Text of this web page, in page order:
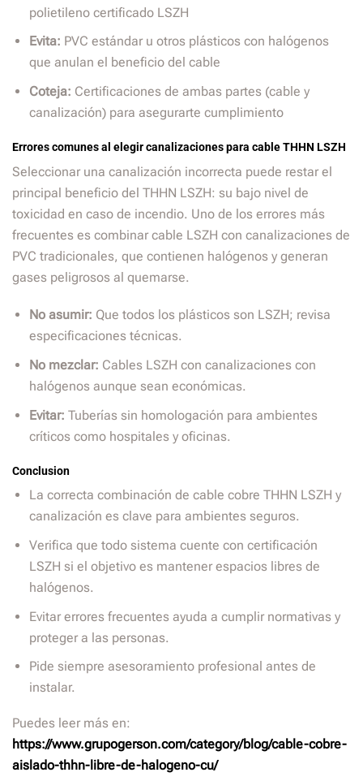
polietileno certificado LSZH
Evita: PVC estándar u otros plásticos con halógenos
que anulan el beneficio del cable
Coteja: Certificaciones de ambas partes (cable y
canalización) para asegurarte cumplimiento
Errores comunes al elegir canalizaciones para cable THHN LSZH
Seleccionar una canalización incorrecta puede restar el
principal beneficio del THHN LSZH: su bajo nivel de
toxicidad en caso de incendio. Uno de los errores más
frecuentes es combinar cable LSZH con canalizaciones de
PVC tradicionales, que contienen halógenos y generan
gases peligrosos al quemarse.
No asumir: Que todos los plásticos son LSZH; revisa
especificaciones técnicas.
No mezclar: Cables LSZH con canalizaciones con
halógenos aunque sean económicas.
Evitar: Tuberías sin homologación para ambientes
críticos como hospitales y oficinas.
Conclusion
La correcta combinación de cable cobre THHN LSZH y
canalización es clave para ambientes seguros.
Verifica que todo sistema cuente con certificación
LSZH si el objetivo es mantener espacios libres de
halógenos.
Evitar errores frecuentes ayuda a cumplir normativas y
proteger a las personas.
Pide siempre asesoramiento profesional antes de
instalar.
Puedes leer más en:
https://www.grupogerson.com/category/blog/cable-cobre-
aislado-thhn-libre-de-halogeno-cu/